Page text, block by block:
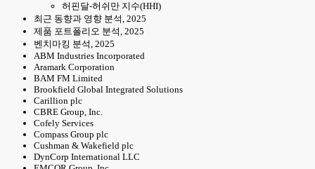
허핀달-허쉬만 지수(HHI)
최근 동향과 영향 분석, 2025
제품 포트폴리오 분석, 2025
벤치마킹 분석, 2025
ABM Industries Incorporated
Aramark Corporation
BAM FM Limited
Brookfield Global Integrated Solutions
Carillion plc
CBRE Group, Inc.
Cofely Services
Compass Group plc
Cushman & Wakefield plc
DynCorp International LLC